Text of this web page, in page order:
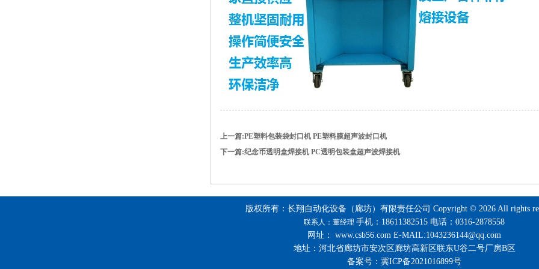
上一篇:PE塑料包装袋封口机 PE塑料膜超声波封口机
下一篇:纪念币透明盒焊接机 PC透明包装盒超声波焊接机
版权所有：长翔自动化设备（廊坊）有限责任公司 Copyright © 2026 All rights
联系人：董经理 手机：18611382515 电话： 0316-2878558
网址： www.csb56.com E-MAIL:1043236144@qq.com
地址： 河北省廊坊市安次区廊坊高新区联东U谷二号厂房B区
备案号：冀ICP备2021016899号